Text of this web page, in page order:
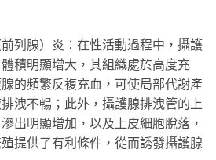
列腺）炎：在性活動過程中，攝護
積明顯增大，其組織處於高度充
的頻繁反複充血，可使局部代謝產
洩不暢；此外，攝護腺排洩管的上
出明顯增加，以及上皮細胞脫落，
提供了有利條件，從而誘發攝護腺